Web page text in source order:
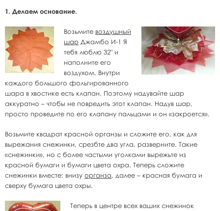
1. Делаем основание.
Возьмите воздушный
шар Джамбо И-1 Я
тебя люблю 32" и
наполните его
воздухом. Внутри
каждого большого фольгированного
шара в хвостике есть клапан. Поэтому надувайте шар
аккуратно – чтобы не повредить этот клапан. Надув шар,
просто проведите по его клапану пальцами и он «закроется».
Возьмите квадрат красной органзы и сложите его, как для
вырежания снежинки, срезбте два угла, разверните. Такие
«снежинки», но с более частыми уголками вырежьте из
красной бумаги и бумаги цвета охра. Теперь сложите
снежинки вместе: внизу органза, далее – красная бумага и
сверху бумага цвета охры.
Теперь в центре всех ваших снежинок